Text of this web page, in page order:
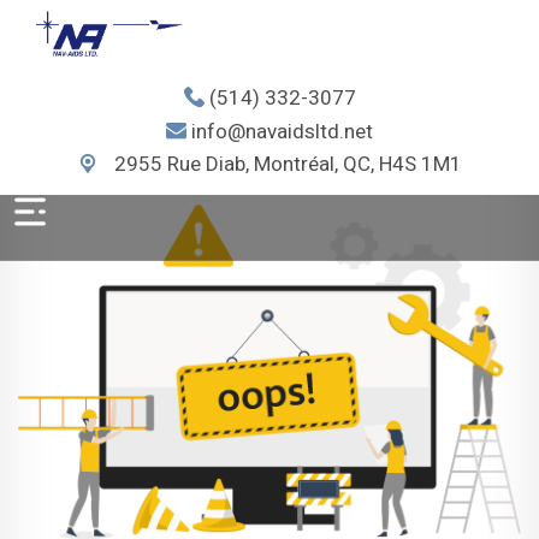
(514) 332-3077
info@navaidsltd.net
2955 Rue Diab, Montréal, QC, H4S 1M1